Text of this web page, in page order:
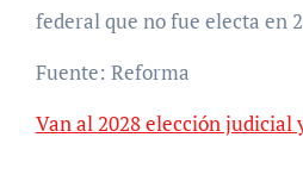
federal que no fue electa en
Fuente: Reforma
Van al 2028 elección judicial